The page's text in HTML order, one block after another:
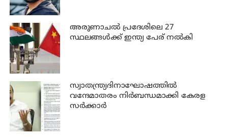
അരുണാചല്‍ പ്രദേശിലെ 27
സ്ഥലങ്ങള്‍ക്ക് ഇന്ത്യ പേര് നല്‍കി
സ്വാതന്ത്ര്യദിനാഘോഷത്തില്‍
വന്ദേമാതരം നിര്‍ബന്ധമാക്കി കേരള
സര്‍ക്കാര്‍